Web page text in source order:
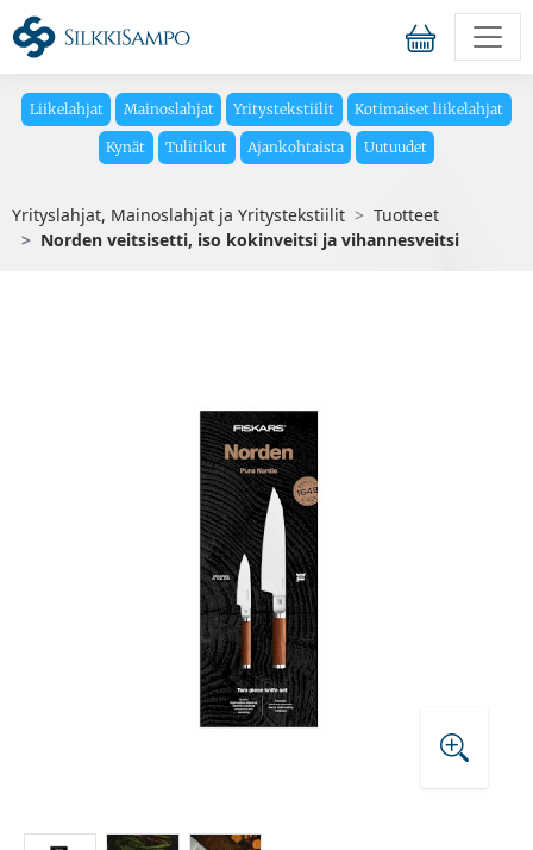
Liikelahjat Mainoslahjat Yritystekstiilit Kotimaiset liikelahjat
Kynät Tulitikut Ajankohtaista Uutuudet
Yrityslahjat, Mainoslahjat ja Yritystekstiilit
Tuotteet
Norden veitsisetti, iso kokinveitsi ja vihannesveitsi